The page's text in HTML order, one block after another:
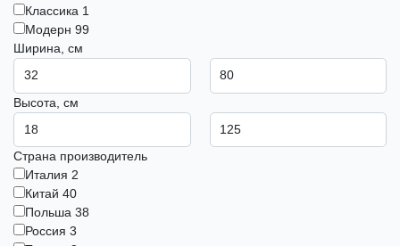
Классика 1
Модерн 99
Ширина, см
Высота, см
Страна производитель
Италия 2
Китай 40
Польша 38
Россия 3